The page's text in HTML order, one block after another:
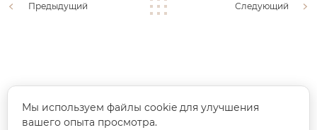
Предыдущий Следующий
+86-18994638686
Мы используем файлы cookie для улучшения
вашего опыта просмотра.